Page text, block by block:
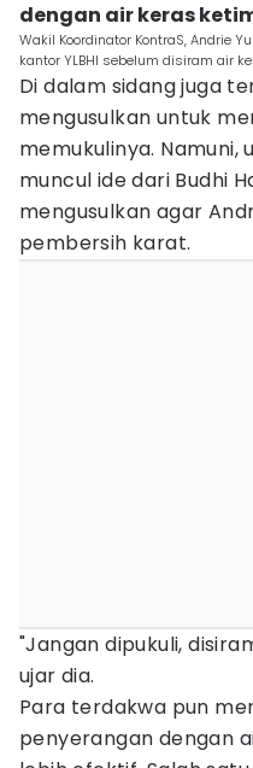
dengan air keras
Wakil Koordinator KontraS, Andrie
kantor YLBHI sebelum disiram air
Di dalam sidang juga
mengusulkan untuk
memukulinya.
muncul ide dari Budhi
mengusulkan agar
pembersih karat.
"Jangan dipukuli,
ujar dia.
Para terdakwa pun
penyerangan dengan